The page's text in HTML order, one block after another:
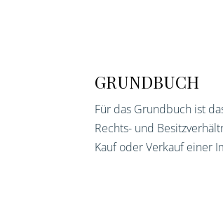
GRUNDBUCH
Für das Grundbuch ist
Rechts- und
Kauf oder Verkauf einer